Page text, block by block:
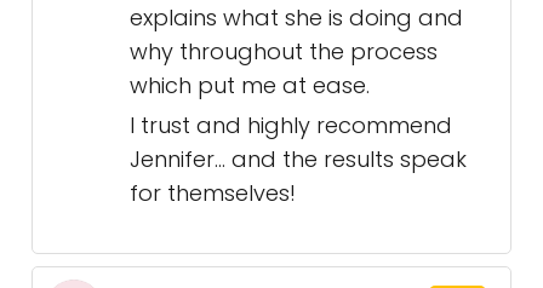
explains what she is doing and
why throughout the process
which put me at ease.
I trust and highly recommend
Jennifer... and the results speak
for themselves!